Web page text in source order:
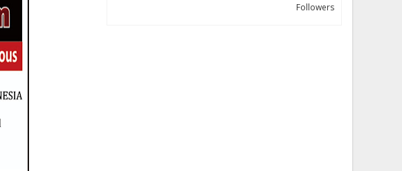
Followers